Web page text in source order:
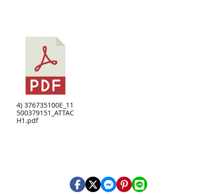
4) 376735100E_11
500379151_ATTAC
H1.pdf